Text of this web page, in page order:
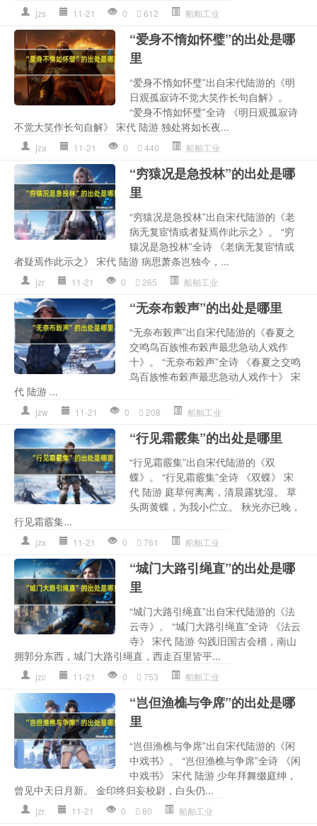
jzs 11-21 0 612 船舶工业
“爱身不惰如怀璧”的出处是哪
里
“爱身不惰如怀璧”出自宋代陆游的《明
日观孤寂诗不觉大笑作长句自解》。
“爱身不惰如怀璧”全诗 《明日观孤寂诗
不觉大笑作长句自解》 宋代 陆游 独处将如长夜...
jza 11-21 0 440 船舶工业
“穷猿况是急投林”的出处是哪
里
“穷猿况是急投林”出自宋代陆游的《老
病无复宦情或者疑焉作此示之》。 “穷
猿况是急投林”全诗 《老病无复宦情或
者疑焉作此示之》 宋代 陆游 病思萧条岂独今，...
jzr 11-21 0 265 船舶工业
“无奈布榖声”的出处是哪里
“无奈布榖声”出自宋代陆游的《春夏之
交鸣鸟百族惟布榖声最悲急动人戏作
十》。 “无奈布榖声”全诗 《春夏之交鸣
鸟百族惟布榖声最悲急动人戏作十》 宋
代 陆游 ...
jzw 11-21 0 208 船舶工业
“行见霜霰集”的出处是哪里
“行见霜霰集”出自宋代陆游的《双
蝶》。 “行见霜霰集”全诗 《双蝶》 宋
代 陆游 庭草何离离，清晨露犹湿。 草
头两黄蝶，为我小伫立。 秋光亦已晚，
行见霜霰集...
jzx 11-21 0 761 船舶工业
“城门大路引绳直”的出处是哪
里
“城门大路引绳直”出自宋代陆游的《法
云寺》。 “城门大路引绳直”全诗 《法云
寺》 宋代 陆游 勾践旧国古会稽，南山
拥郭分东西，城门大路引绳直，西走百里皆平...
jzc 11-21 0 753 船舶工业
“岂但渔樵与争席”的出处是哪
里
“岂但渔樵与争席”出自宋代陆游的《闲
中戏书》。 “岂但渔樵与争席”全诗 《闲
中戏书》 宋代 陆游 少年拜舞缀庭绅，
曾见中天日月新。 金印终归妄校尉，白头仍...
jzr 11-21 0 80 船舶工业